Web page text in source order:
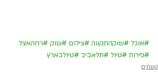
#אוכל #שוקהתקווה #צילום #שוק #רחהאצל
#פירות #טיול #תלאביב #טיולבארץ
טעמים